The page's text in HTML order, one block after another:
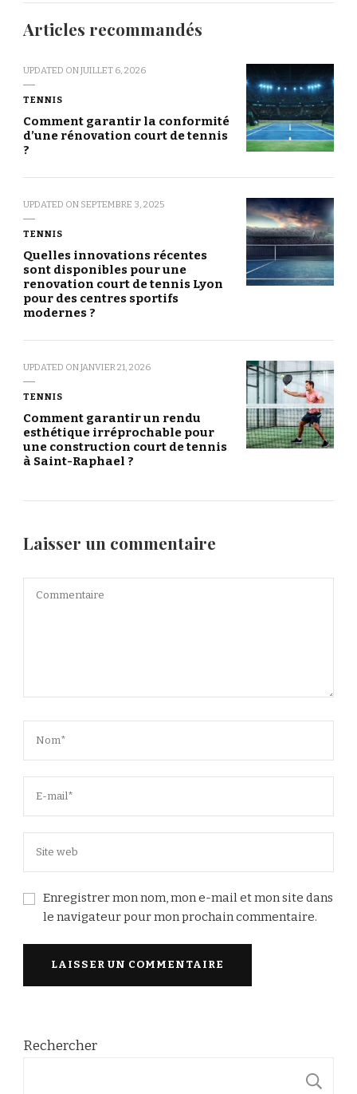
Articles recommandés
UPDATED ONJUILLET 6, 2026
TENNIS
Comment garantir la conformité
d’une rénovation court de tennis
?
UPDATED ON SEPTEMBRE 3, 2025
TENNIS
Quelles innovations récentes
sont disponibles pour une
renovation court de tennis Lyon
pour des centres sportifs
modernes ?
UPDATED ONJANVIER 21, 2026
TENNIS
Comment garantir un rendu
esthétique irréprochable pour
une construction court de tennis
à Saint-Raphael ?
Laisser un commentaire
Enregistrer mon nom, mon e-mail et mon site dans
le navigateur pour mon prochain commentaire.
Rechercher